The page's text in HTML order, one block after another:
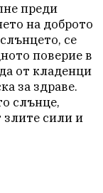
преди
на доброто
се
поверие в
от кладенци
за здраве.
слънце,
злите сили и